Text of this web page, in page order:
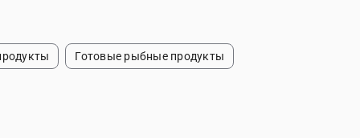
Готовые рыбные продукты